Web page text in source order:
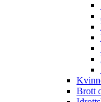
Brott